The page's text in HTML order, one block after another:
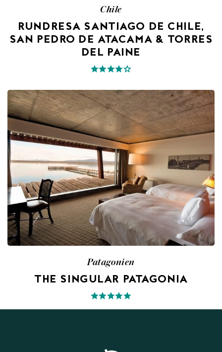
Chile
RUNDRESA SANTIAGO DE CHILE,
SAN PEDRO DE ATACAMA & TORRES
DEL PAINE
Patagonien
THE SINGULAR PATAGONIA